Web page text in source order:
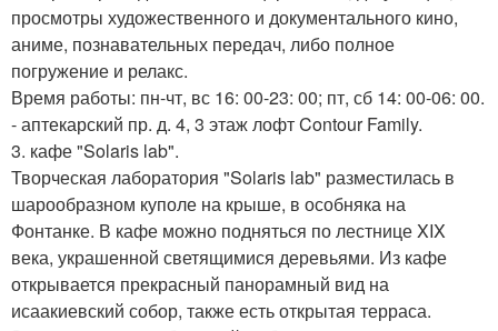
просмотры художественного и документального кино,
аниме, познавательных передач, либо полное
погружение и релакс.
Время работы: пн-чт, вс 16: 00-23: 00; пт, сб 14: 00-06: 00.
- аптекарский пр. д. 4, 3 этаж лофт Contour Family.
3. кафе "Solaris lab".
Творческая лаборатория "Solaris lab" разместилась в
шарообразном куполе на крыше, в особняка на
Фонтанке. В кафе можно подняться по лестнице XIX
века, украшенной светящимися деревьями. Из кафе
открывается прекрасный панорамный вид на
исаакиевский собор, также есть открытая терраса.